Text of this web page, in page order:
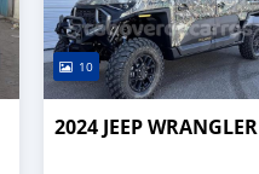
10
2024 JEEP WRANGLER